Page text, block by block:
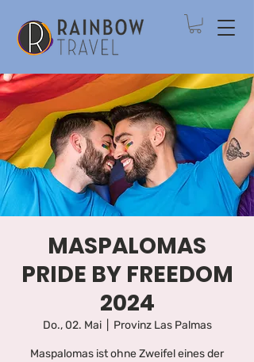
MASPALOMAS
PRIDE BY FREEDOM
2024
Do., 02. Mai
  |
Provinz Las Palmas
Maspalomas ist ohne Zweifel eines der